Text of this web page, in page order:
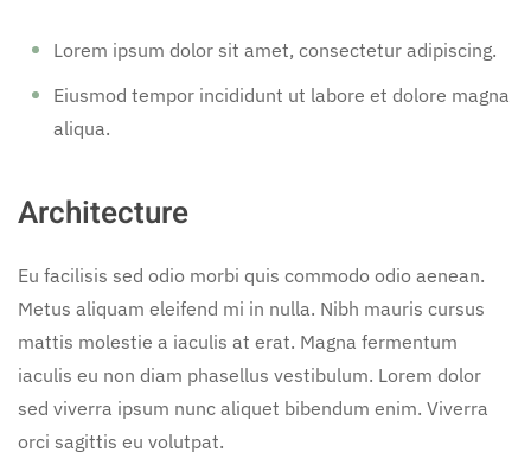
Lorem ipsum dolor sit amet, consectetur adipiscing.
Eiusmod tempor incididunt ut labore et dolore magna
aliqua.
Architecture
Eu facilisis sed odio morbi quis commodo odio aenean.
Metus aliquam eleifend mi in nulla. Nibh mauris cursus
mattis molestie a iaculis at erat. Magna fermentum
iaculis eu non diam phasellus vestibulum. Lorem dolor
sed viverra ipsum nunc aliquet bibendum enim. Viverra
orci sagittis eu volutpat.